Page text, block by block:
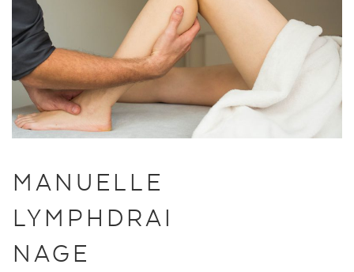
MANUELLE
LYMPHDRAI
NAGE